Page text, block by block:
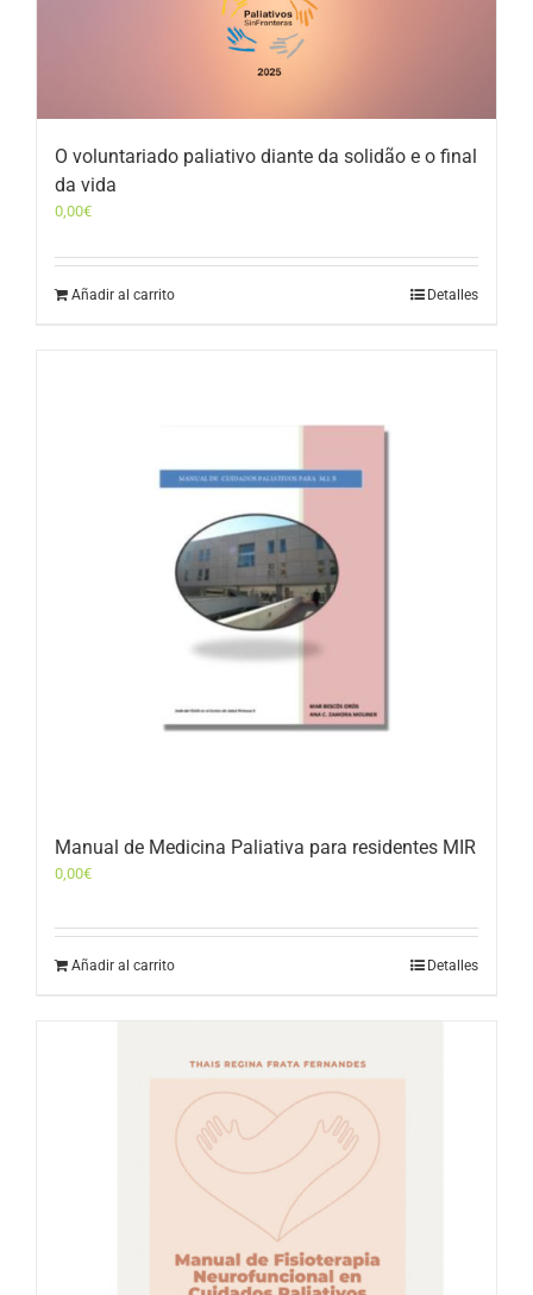
O voluntariado paliativo diante da solidão e o final
da vida
0,00€
Añadir al carrito Detalles
Manual de Medicina Paliativa para residentes MIR
0,00€
Añadir al carrito Detalles